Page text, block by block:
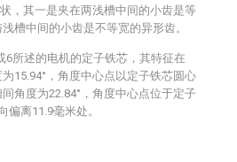
，其一是夹在两浅槽中间的小齿是等
槽中间的小齿是不等宽的异形齿。
6所述的电机的定子铁芯，其特征在
15.94°，角度中心点以定子铁芯圆心
角度为22.84°，角度中心点位于定子
偏离11.9毫米处。